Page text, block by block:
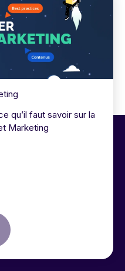
qu’il faut savoir sur la
Marketing